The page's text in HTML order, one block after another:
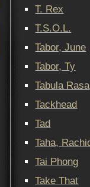
T. Rex
T.S.O.L.
Tabor, June
Tabor, Ty
Tabula Rasa
Tackhead
Tad
Taha,
Tai Phong
Take That